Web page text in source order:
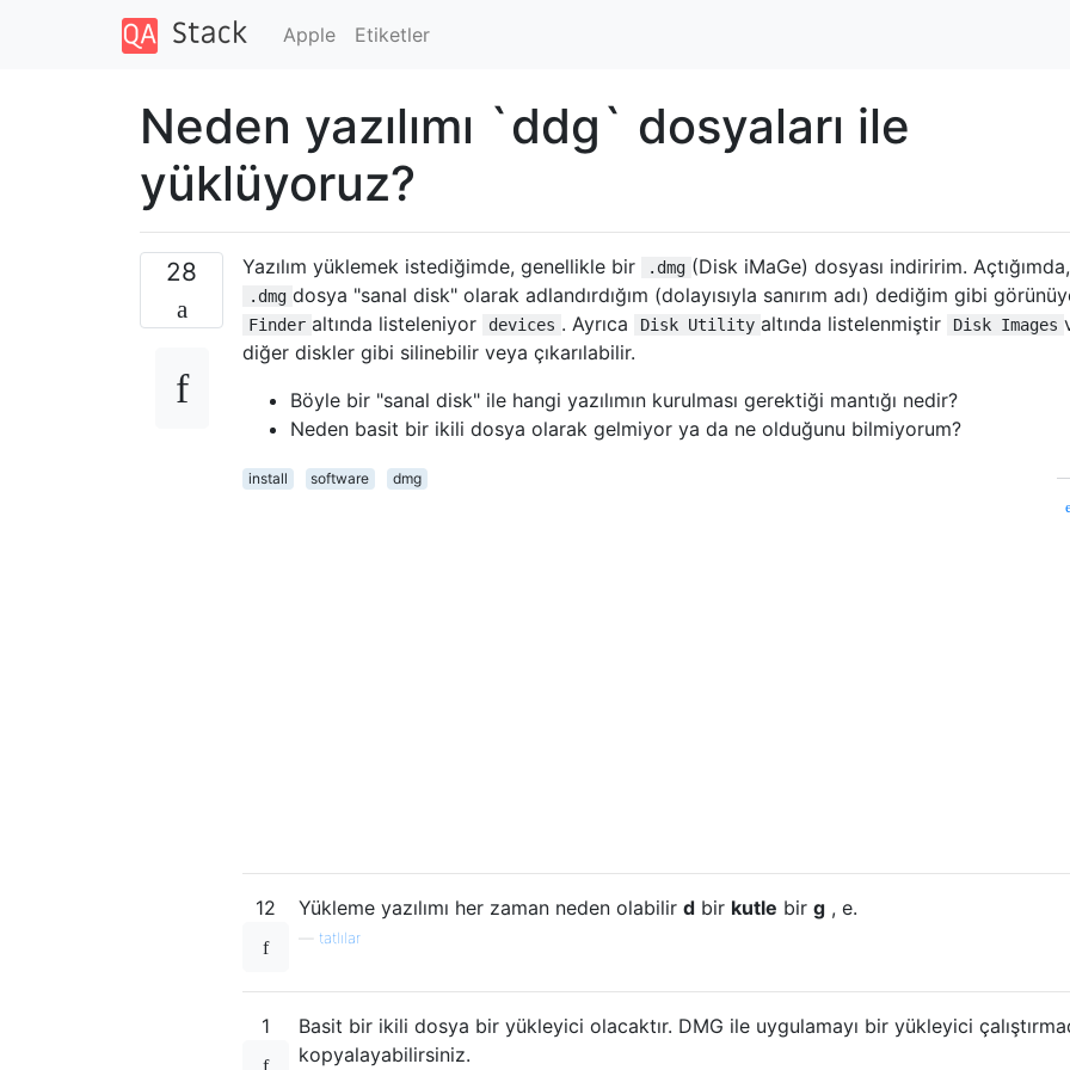
Apple Etiketler
Neden yazılımı `ddg` dosyaları ile
yüklüyoruz?
28 Yazılım yüklemek istediğimde, genellikle bir .dmg (Disk iMaGe) dosyası indiririm.
.dmg dosya "sanal disk" olarak adlandırdığım (dolayısıyla sanırım adı) dediğim gibi
Finder altında listeleniyor devices . Ayrıca Disk Utility altında listelenmiştir Disk Images
diğer diskler gibi silinebilir veya çıkarılabilir.
Böyle bir "sanal disk" ile hangi yazılımın kurulması gerektiği mantığı nedir?
Neden basit bir ikili dosya olarak gelmiyor ya da ne olduğunu bilmiyorum?
install software dmg
12 Yükleme yazılımı her zaman neden olabilir d bir kutle bir g , e.
tatlılar
1
Basit bir ikili dosya bir yükleyici olacaktır. DMG ile uygulamayı bir yükleyici
kopyalayabilirsiniz.